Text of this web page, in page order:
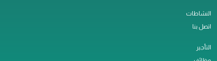
النشاطات
اتصل بنا
التأجير